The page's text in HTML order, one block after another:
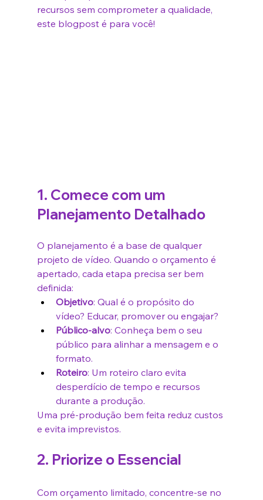
recursos sem comprometer a qualidade,
este blogpost é para você!
1. Comece com um
Planejamento Detalhado
O planejamento é a base de qualquer
projeto de vídeo. Quando o orçamento é
apertado, cada etapa precisa ser bem
definida:
Objetivo: Qual é o propósito do
vídeo? Educar, promover ou engajar?
Público-alvo: Conheça bem o seu
público para alinhar a mensagem e o
formato.
Roteiro: Um roteiro claro evita
desperdício de tempo e recursos
durante a produção.
Uma pré-produção bem feita reduz custos
e evita imprevistos.
2. Priorize o Essencial
Com orçamento limitado, concentre-se no